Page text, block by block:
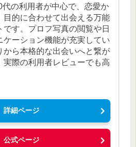
の利用者が中心で、恋愛か
目的に合わせて出会える万能
す。プロフ写真の閲覧や日
ケーション機能が充実してい
から本格的な出会いへと繋が
実際の利用者レビューでも高
詳細ページ
公式ページ